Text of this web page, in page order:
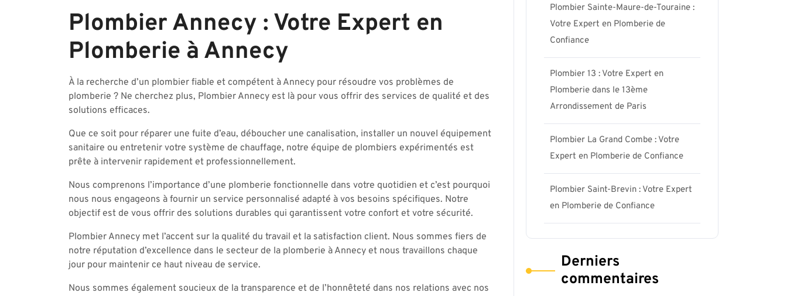
2024
Plombier Annecy : Votre Expert en
Plomberie à Annecy
À la recherche d’un plombier fiable et compétent à Annecy pour résoudre vos problèmes de
plomberie ? Ne cherchez plus, Plombier Annecy est là pour vous offrir des services de qualité et des
solutions efficaces.
Que ce soit pour réparer une fuite d’eau, déboucher une canalisation, installer un nouvel équipement
sanitaire ou entretenir votre système de chauffage, notre équipe de plombiers expérimentés est
prête à intervenir rapidement et professionnellement.
Nous comprenons l’importance d’une plomberie fonctionnelle dans votre quotidien et c’est pourquoi
nous nous engageons à fournir un service personnalisé adapté à vos besoins spécifiques. Notre
objectif est de vous offrir des solutions durables qui garantissent votre confort et votre sécurité.
Plombier Annecy met l’accent sur la qualité du travail et la satisfaction client. Nous sommes fiers de
notre réputation d’excellence dans le secteur de la plomberie à Annecy et nous travaillons chaque
jour pour maintenir ce haut niveau de service.
Nous sommes également soucieux de la transparence et de l’honnêteté dans nos relations avec nos
Plombier Sainte-Maure-de-Touraine :
Votre Expert en Plomberie de
Confiance
Plombier 13 : Votre Expert en
Plomberie dans le 13ème
Arrondissement de Paris
Plombier La Grand Combe : Votre
Expert en Plomberie de Confiance
Plombier Saint-Brevin : Votre Expert
en Plomberie de Confiance
Derniers
commentaires